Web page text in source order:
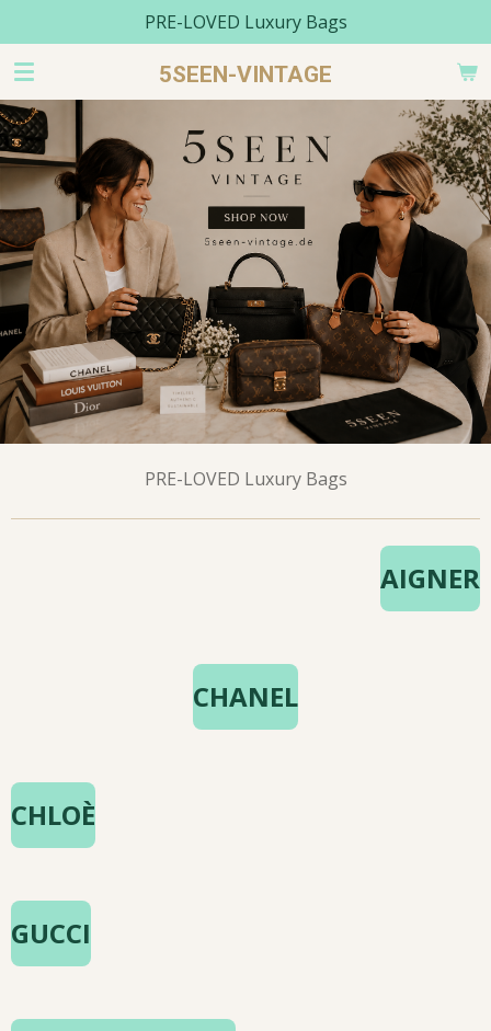
Hauptinhalt
springen
5SEEN-VINTAGE
PRE-LOVED Luxury Bags
PRE-LOVED Luxury Bags
AIGNER
CHANEL
CHLOÈ
GUCCI